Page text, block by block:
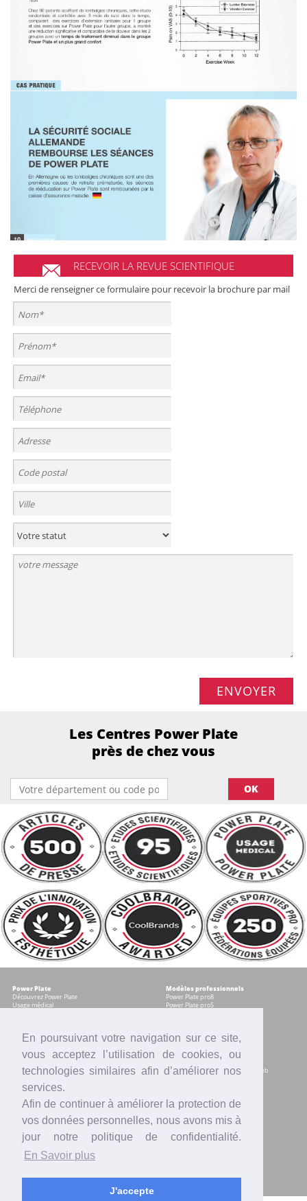
En poursuivant votre navigation sur ce site,
vous acceptez l’utilisation de cookies, ou
technologies similaires afin d’améliorer nos
services.
Afin de continuer à améliorer la protection de
vos données personnelles, nous avons mis à
jour notre politique de confidentialité.
En Savoir plus
J'accepte
RECEVOIR LA REVUE SCIENTIFIQUE
Merci de renseigner ce formulaire pour recevoir la brochure par mail
ENVOYER
Les Centres Power Plate
près de chez vous
OK
Power Plate
Découvrez Power Plate
Usage médical
Modèles professionnels
Power Plate pro8
Power Plate pro5
Modèles pour les particuliers
Power Plate my5
Power Plate Compacte
Comparatif modèles
Services
Accompagnement marketing & web
Reprise
Intranet
Actualités
Presse
Blogs
Mentions légales